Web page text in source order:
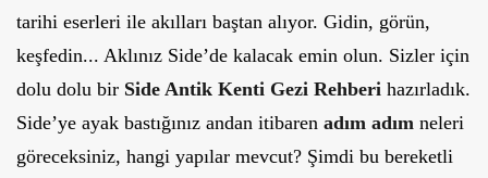
tarihi eserleri ile akılları baştan alıyor. Gidin, görün,
keşfedin... Aklınız Side’de kalacak emin olun. Sizler için
dolu dolu bir Side Antik Kenti Gezi Rehberi hazırladık.
Side’ye ayak bastığınız andan itibaren adım adım neleri
göreceksiniz, hangi yapılar mevcut? Şimdi bu bereketli